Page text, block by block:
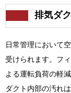
排気ダ
日常管理において
受けられます。フ
よる運転負荷の軽
ダクト内部の汚れ